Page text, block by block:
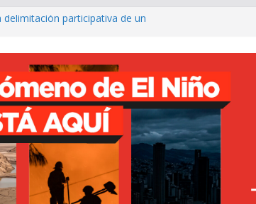
participativa de un
con prueba piloto para
inclusivo con entrega de sillas
adaptado
para fortalecer el turismo y los